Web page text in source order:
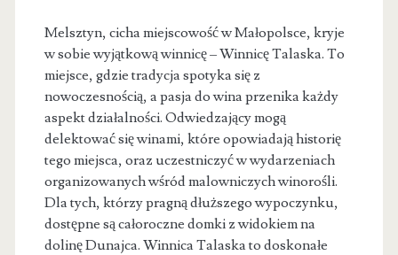
Melsztyn, cicha miejscowość w Małopolsce, kryje
w sobie wyjątkową winnicę – Winnicę Talaska. To
miejsce, gdzie tradycja spotyka się z
nowoczesnością, a pasja do wina przenika każdy
aspekt działalności. Odwiedzający mogą
delektować się winami, które opowiadają historię
tego miejsca, oraz uczestniczyć w wydarzeniach
organizowanych wśród malowniczych winorośli.
Dla tych, którzy pragną dłuższego wypoczynku,
dostępne są całoroczne domki z widokiem na
dolinę Dunajca. Winnica Talaska to doskonałe